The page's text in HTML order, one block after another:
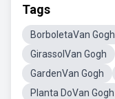
Tags
BorboletaVan Gogh
GirassolVan Gogh
GardenVan Gogh
Planta DoVan Gogh